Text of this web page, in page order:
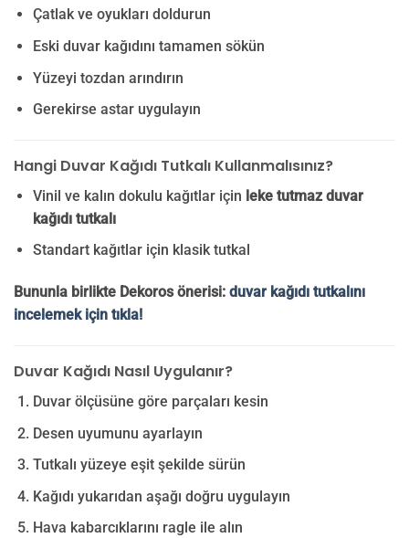
Çatlak ve oyukları doldurun
Eski duvar kağıdını tamamen sökün
Yüzeyi tozdan arındırın
Gerekirse astar uygulayın
Hangi Duvar Kağıdı Tutkalı Kullanmalısınız?
Vinil ve kalın dokulu kağıtlar için leke tutmaz duvar
kağıdı tutkalı
Standart kağıtlar için klasik tutkal
Bununla birlikte Dekoros önerisi: duvar kağıdı tutkalını
incelemek için tıkla!
Duvar Kağıdı Nasıl Uygulanır?
Duvar ölçüsüne göre parçaları kesin
Desen uyumunu ayarlayın
Tutkalı yüzeye eşit şekilde sürün
Kağıdı yukarıdan aşağı doğru uygulayın
Hava kabarcıklarını ragle ile alın